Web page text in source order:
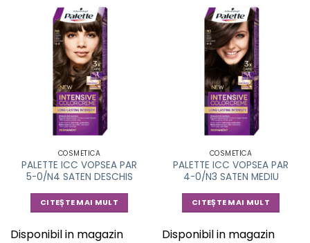
COSMETICA
PALETTE ICC VOPSEA PAR
5-0/N4 SATEN DESCHIS
CITEȘTE MAI MULT
Disponibil in magazin
COSMETICA
PALETTE ICC VOPSEA PAR
4-0/N3 SATEN MEDIU
CITEȘTE MAI MULT
Disponibil in magazin